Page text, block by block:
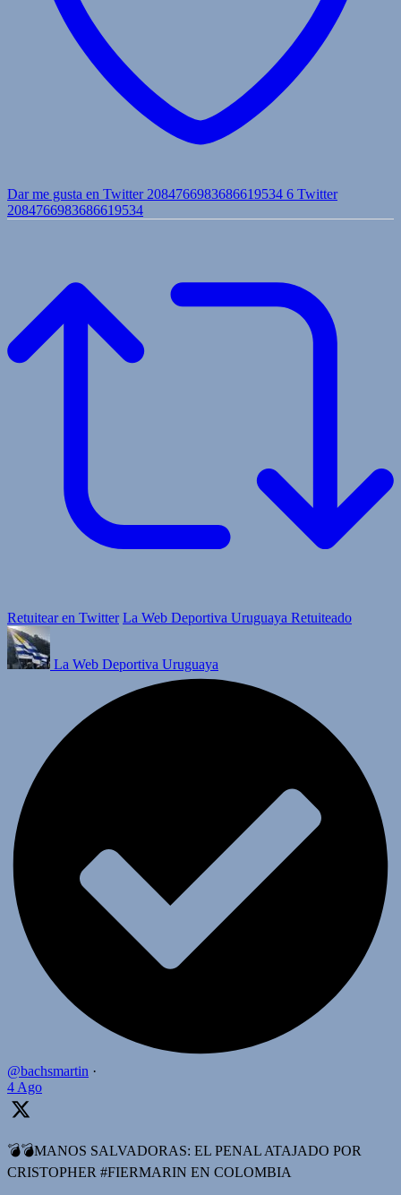
Dar me gusta en Twitter 2084766983686619534 6 Twitter
2084766983686619534
Retuitear en Twitter La Web Deportiva Uruguaya Retuiteado
La Web Deportiva Uruguaya
@bachsmartin ·
4 Ago
💣💣MANOS SALVADORAS: EL PENAL ATAJADO POR
CRISTOPHER #FIERMARIN EN COLOMBIA